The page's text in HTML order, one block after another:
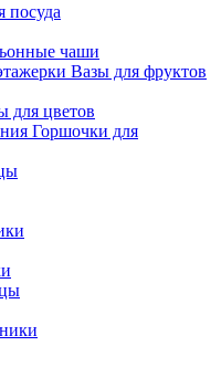
посуда
чаши
Вазы для фруктов
для цветов
Горшочки для